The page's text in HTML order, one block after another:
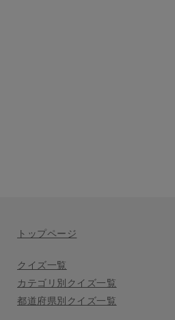
トップページ
クイズ一覧
カテゴリ別クイズ一覧
都道府県別クイズ一覧